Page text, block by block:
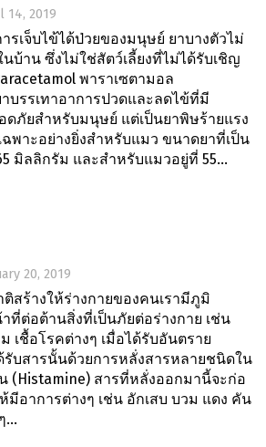
14, 2019
รเจ็บไข้ได้ป่วยของมนุษย์ ยาบางตัวไม่
นบ้าน ซึ่งไม่ใช่สัตว์เลี้ยงที่ไม่ได้รับเชิญ
พาราเซตามอล
บรรเทาอาการปวดและลดไข้ที่มี
ภัยสำหรับมนุษย์ แต่เป็นยาพิษร้ายแรง
พาะอย่างยิ่งสำหรับแมว ขนาดยาที่เป็น
มิลลิกรัม และสำหรับแมวอยู่ที่ 55...
20, 2019
สร้างให้ร่างกายของคนเรามีภูมิ
ที่ต่อต้านสิ่งที่เป็นภัยต่อร่างกาย เช่น
เชื้อโรคต่างๆ เมื่อได้รับอันตราย
รับสารนั้นด้วยการหลั่งสารหลายชนิดใน
(Histamine) สารที่หลั่งออกมานี้จะก่อ
มีอาการต่างๆ เช่น อักเสบ บวม แดง คัน
...